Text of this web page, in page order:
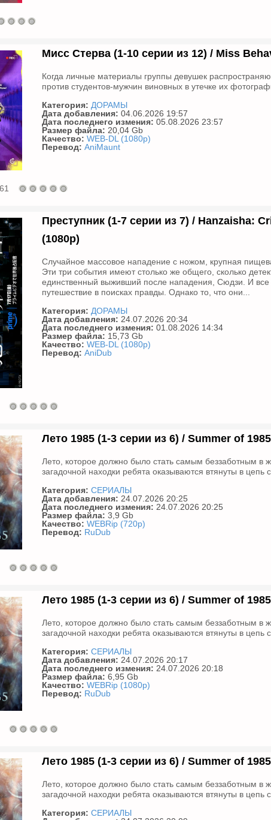
Мисс Стерва (1-10 серии из 12) / Miss
Когда личные материалы группы девушек
против студентов-мужчин виновных в утечке их
Категория: ДОРАМЫ
Дата добавления: 04.06.2026 19:57
Дата последнего измения: 05.08.2026 23:57
Размер файла: 20,04 Gb
Качество: WEB-DL (1080p)
Перевод: AniMaunt
Преступник (1-7 серии из 7) / Hanzaisha:
(1080p)
Случайное массовое нападение с ножом, крупная
Эти три события имеют столько же общего, сколько
единственный выживший после нападения, Сюдзи. И
путешествие в поисках правды. Однако то, что они...
Категория: ДОРАМЫ
Дата добавления: 24.07.2026 20:34
Дата последнего измения: 01.08.2026 14:34
Размер файла: 15,73 Gb
Качество: WEB-DL (1080p)
Перевод: AniDub
Лето 1985 (1-3 серии из 6) / Summer of
Лето, которое должно было стать самым беззаботным в
загадочной находки ребята оказываются втянуты в
Категория: СЕРИАЛЫ
Дата добавления: 24.07.2026 20:25
Дата последнего измения: 24.07.2026 20:25
Размер файла: 3,9 Gb
Качество: WEBRip (720p)
Перевод: RuDub
Лето 1985 (1-3 серии из 6) / Summer of
Лето, которое должно было стать самым беззаботным в
загадочной находки ребята оказываются втянуты в
Категория: СЕРИАЛЫ
Дата добавления: 24.07.2026 20:17
Дата последнего измения: 24.07.2026 20:18
Размер файла: 6,95 Gb
Качество: WEBRip (1080p)
Перевод: RuDub
Лето 1985 (1-3 серии из 6) / Summer of
Лето, которое должно было стать самым беззаботным в
загадочной находки ребята оказываются втянуты в
Категория: СЕРИАЛЫ